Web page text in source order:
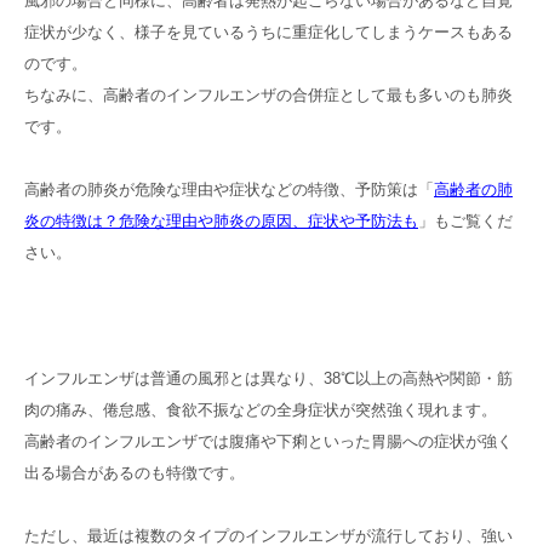
症状が少なく、様子を見ているうちに重症化してしまうケースもある
のです。
ちなみに、高齢者のインフルエンザの合併症として最も多いのも肺炎
です。
高齢者の肺炎が危険な理由や症状などの特徴、予防策は「 高齢者の肺
炎の特徴は？危険な理由や肺炎の原因、症状や予防法も 」もご覧くだ
さい。
インフルエンザは普通の風邪とは異なり、38℃以上の高熱や関節・筋
肉の痛み、倦怠感、食欲不振などの全身症状が突然強く現れます。
高齢者のインフルエンザでは腹痛や下痢といった胃腸への症状が強く
出る場合があるのも特徴です。
ただし、最近は複数のタイプのインフルエンザが流行しており、強い